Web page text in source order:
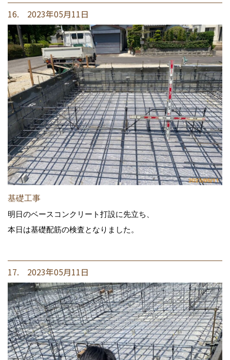
16. 2023年05月11日
基礎工事
明日のベースコンクリート打設に先立ち、
本日は基礎配筋の検査となりました。
17. 2023年05月11日